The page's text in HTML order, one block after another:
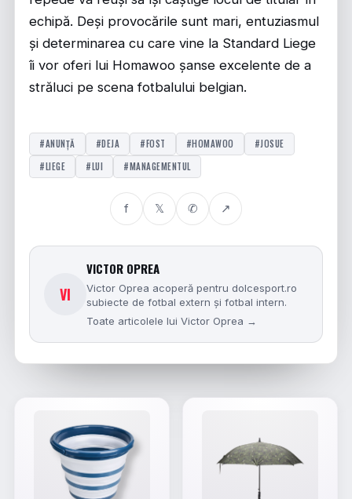
echipă. Deși provocările sunt mari, entuziasmul
și determinarea cu care vine la Standard Liege
îi vor oferi lui Homawoo șanse excelente de a
străluci pe scena fotbalului belgian.
#ANUNȚĂ #DEJA #FOST #HOMAWOO
#JOSUE
#LIEGE
#LUI #MANAGEMENTUL
f 𝕏 ✆ ↗
VI
VICTOR OPREA
Victor Oprea acoperă pentru dolcesport.ro
subiecte de fotbal extern și fotbal intern.
Toate articolele lui Victor Oprea →